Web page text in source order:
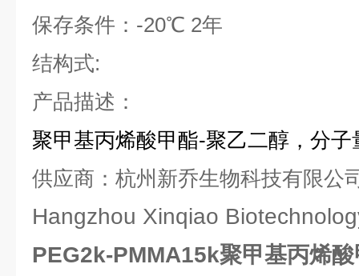
保存条件： -20℃ 2年
结构式:
产品描述：
聚甲基丙烯酸甲酯-聚乙二醇，分子
供应商：杭州新乔生物科技有限公
Hangzhou Xinqiao
PEG2k-PMMA15k聚甲基丙烯